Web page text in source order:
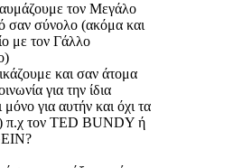
τον Μεγάλο
σαν σύνολο (ακόμα και
με τον Γάλλο
και σαν άτομα
για την ίδια
για αυτήν και όχι τα
π.χ τον ΤΕD BUNDY ή